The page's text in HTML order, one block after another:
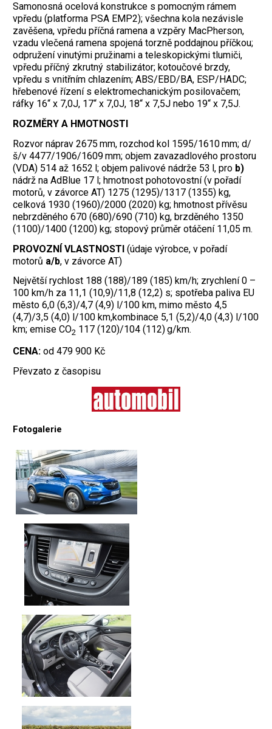
Samonosná ocelová konstrukce s pomocným rámem
vpředu (platforma PSA EMP2); všechna kola nezávisle
zavěšena, vpředu příčná ramena a vzpěry MacPherson,
vzadu vlečená ramena spojená torzně poddajnou příčkou;
odpružení vinutými pružinami a teleskopickými tlumiči,
vpředu příčný zkrutný stabilizátor; kotoučové brzdy,
vpředu s vnitřním chlazením; ABS/EBD/BA, ESP/HADC;
hřebenové řízení s elektromechanickým posilovačem;
ráfky 16“ x 7,0J, 17“ x 7,0J, 18“ x 7,5J nebo 19“ x 7,5J.
ROZMĚRY A HMOTNOSTI
Rozvor náprav 2675 mm, rozchod kol 1595/1610 mm; d/
š/v 4477/1906/1609 mm; objem zavazadlového prostoru
(VDA) 514 až 1652 l; objem palivové nádrže 53 l, pro b)
nádrž na AdBlue 17 l; hmotnost pohotovostní (v pořadí
motorů, v závorce AT) 1275 (1295)/1317 (1355) kg,
celková 1930 (1960)/2000 (2020) kg; hmotnost přívěsu
nebrzděného 670 (680)/690 (710) kg, brzděného 1350
(1100)/1400 (1200) kg; stopový průměr otáčení 11,05 m.
PROVOZNÍ VLASTNOSTI (údaje výrobce, v pořadí
motorů a/b, v závorce AT)
Největší rychlost 188 (188)/189 (185) km/h; zrychlení 0 –
100 km/h za 11,1 (10,9)/11,8 (12,2) s; spotřeba paliva EU
město 6,0 (6,3)/4,7 (4,9) l/100 km, mimo město 4,5
(4,7)/3,5 (4,0) l/100 km,kombinace 5,1 (5,2)/4,0 (4,3) l/100
km; emise CO2 117 (120)/104 (112) g/km.
CENA: od 479 900 Kč
Převzato z časopisu
Fotogalerie